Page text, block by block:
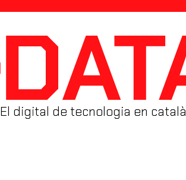
El digital de tecnologia en català